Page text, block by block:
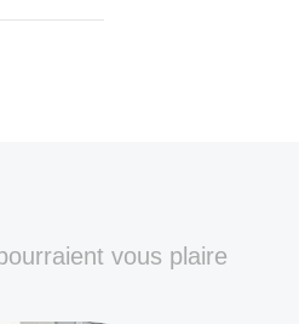
vous plaire